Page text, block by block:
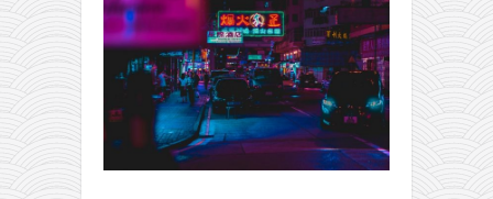
Токио
за
другое